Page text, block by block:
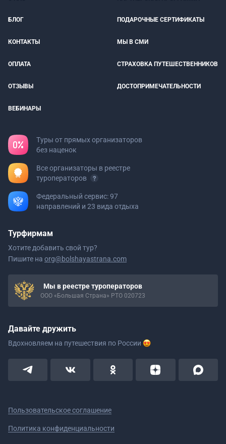
БЛОГ ПОДАРОЧНЫЕ СЕРТИФИКАТЫ
КОНТАКТЫ МЫ В СМИ
ОПЛАТА СТРАХОВКА ПУТЕШЕСТВЕННИКОВ
ОТЗЫВЫ ДОСТОПРИМЕЧАТЕЛЬНОСТИ
ВЕБИНАРЫ
Туры от прямых организаторов
без наценок
Все организаторы в реестре
туроператоров
Федеральный сервис: 97
направлений и 23 вида отдыха
Турфирмам
Хотите добавить свой тур?
Пишите на org@bolshayastrana.com
Мы в реестре туроператоров
ООО «Большая Страна» РТО 020723
Давайте дружить
Вдохновляем на путешествия по России
Пользовательское соглашение
Политика конфиденциальности